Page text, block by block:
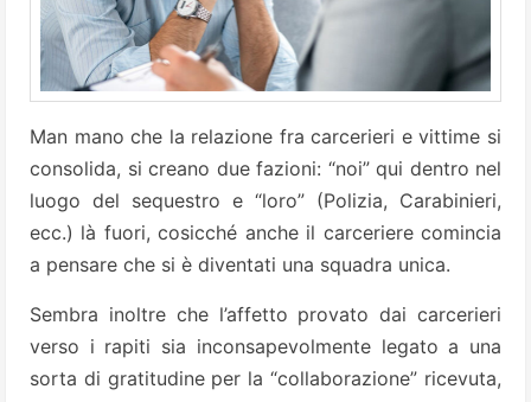
Man mano che la relazione fra carcerieri e vittime si
consolida, si creano due fazioni: “noi” qui dentro nel
luogo del sequestro e “loro” (Polizia, Carabinieri,
ecc.) là fuori, cosicché anche il carceriere comincia
a pensare che si è diventati una squadra unica.
Sembra inoltre che l’affetto provato dai carcerieri
verso i rapiti sia inconsapevolmente legato a una
sorta di gratitudine per la “collaborazione” ricevuta,